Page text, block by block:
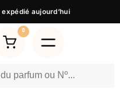
expédié aujourd’hui
0